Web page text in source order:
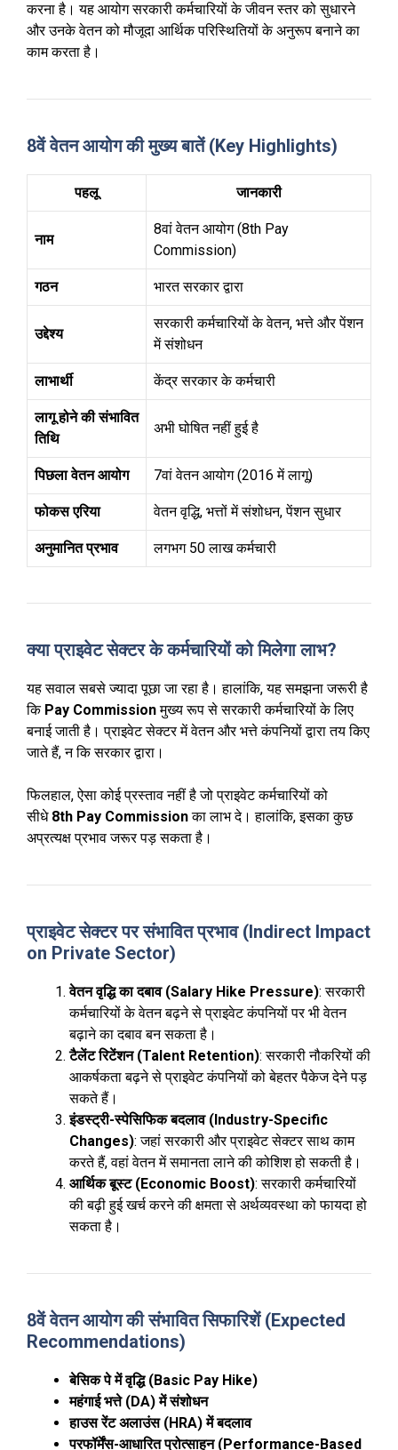
करना है। यह आयोग सरकारी कर्मचारियों के जीवन स्तर को सुधारने
और उनके वेतन को मौजूदा आर्थिक परिस्थितियों के अनुरूप बनाने का
काम करता है।
8वें वेतन आयोग की मुख्य बातें (Key Highlights)
पहलू जानकारी
नाम
8वां वेतन आयोग (8th Pay
Commission)
गठन भारत सरकार द्वारा
उद्देश्य
सरकारी कर्मचारियों के वेतन, भत्ते और पेंशन
में संशोधन
लाभार्थी केंद्र सरकार के कर्मचारी
लागू होने की संभावित
तिथि
अभी घोषित नहीं हुई है
पिछला वेतन आयोग 7वां वेतन आयोग (2016 में लागू)
फोकस एरिया वेतन वृद्धि, भत्तों में संशोधन, पेंशन सुधार
अनुमानित प्रभाव लगभग 50 लाख कर्मचारी
क्या प्राइवेट सेक्टर के कर्मचारियों को मिलेगा लाभ?
यह सवाल सबसे ज्यादा पूछा जा रहा है। हालांकि, यह समझना जरूरी है
कि Pay Commissionमुख्य रूप से सरकारी कर्मचारियों के लिए
बनाई जाती है। प्राइवेट सेक्टर में वेतन और भत्ते कंपनियों द्वारा तय किए
जाते हैं, न कि सरकार द्वारा।
फिलहाल, ऐसा कोई प्रस्ताव नहीं है जो प्राइवेट कर्मचारियों को
सीधे 8th Pay Commissionका लाभ दे। हालांकि, इसका कुछ
अप्रत्यक्ष प्रभाव जरूर पड़ सकता है।
प्राइवेट सेक्टर पर संभावित प्रभाव (Indirect Impact
on Private Sector)
वेतन वृद्धि का दबाव (Salary Hike Pressure): सरकारी
कर्मचारियों के वेतन बढ़ने से प्राइवेट कंपनियों पर भी वेतन
बढ़ाने का दबाव बन सकता है।
टैलेंट रिटेंशन (Talent Retention): सरकारी नौकरियों की
आकर्षकता बढ़ने से प्राइवेट कंपनियों को बेहतर पैकेज देने पड़
सकते हैं।
इंडस्ट्री-स्पेसिफिक बदलाव (Industry-Specific
Changes): जहां सरकारी और प्राइवेट सेक्टर साथ काम
करते हैं, वहां वेतन में समानता लाने की कोशिश हो सकती है।
आर्थिक बूस्ट (Economic Boost): सरकारी कर्मचारियों
की बढ़ी हुई खर्च करने की क्षमता से अर्थव्यवस्था को फायदा हो
सकता है।
8वें वेतन आयोग की संभावित सिफारिशें (Expected
Recommendations)
बेसिक पे में वृद्धि (Basic Pay Hike)
महंगाई भत्ते (DA) में संशोधन
हाउस रेंट अलाउंस (HRA) में बदलाव
परफॉर्मेंस-आधारित प्रोत्साहन (Performance-Based